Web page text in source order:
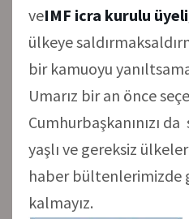
veIMF icra kurulu
ülkeye
bir kamuoyu
Umarız bir an önce
Cumhurbaşkanınızı
yaşlı ve gereksiz
haber bültenlerimizde
kalmayız.